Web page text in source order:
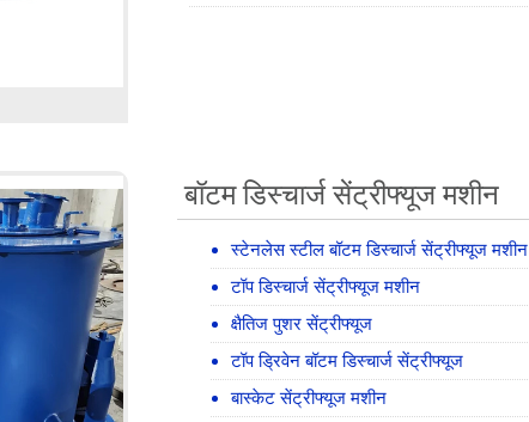
बॉटम डिस्चार्ज सेंट्रीफ्यूज मशीन
स्टेनलेस स्टील बॉटम डिस्चार्ज सेंट्रीफ्यूज मशीन
टॉप डिस्चार्ज सेंट्रीफ्यूज मशीन
क्षैतिज पुशर सेंट्रीफ्यूज
टॉप ड्रिवेन बॉटम डिस्चार्ज सेंट्रीफ्यूज
बास्केट सेंट्रीफ्यूज मशीन